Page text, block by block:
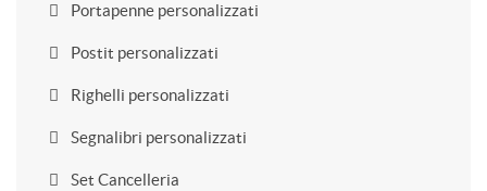
Portapenne personalizzati
Postit personalizzati
Righelli personalizzati
Segnalibri personalizzati
Set Cancelleria